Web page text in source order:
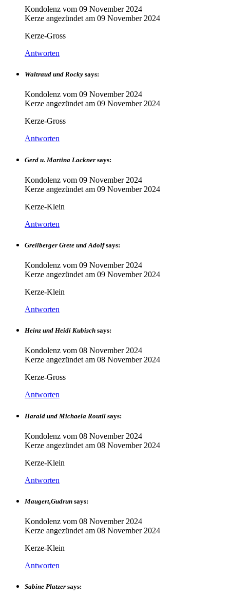
Kondolenz vom 09 November 2024
Kerze angezündet am 09 November 2024
Kerze-Gross
Antworten
Waltraud und Rocky says:
Kondolenz vom 09 November 2024
Kerze angezündet am 09 November 2024
Kerze-Gross
Antworten
Gerd u. Martina Lackner says:
Kondolenz vom 09 November 2024
Kerze angezündet am 09 November 2024
Kerze-Klein
Antworten
Greilberger Grete und Adolf says:
Kondolenz vom 09 November 2024
Kerze angezündet am 09 November 2024
Kerze-Klein
Antworten
Heinz und Heidi Kubisch says:
Kondolenz vom 08 November 2024
Kerze angezündet am 08 November 2024
Kerze-Gross
Antworten
Harald und Michaela Routil says:
Kondolenz vom 08 November 2024
Kerze angezündet am 08 November 2024
Kerze-Klein
Antworten
Maugert,Gudrun says:
Kondolenz vom 08 November 2024
Kerze angezündet am 08 November 2024
Kerze-Klein
Antworten
Sabine Platzer says: